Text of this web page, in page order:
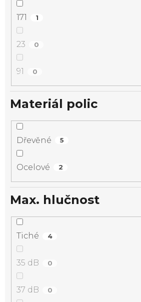
171 1
23 0
91 0
Materiál polic
Dřevěné 5
Ocelové 2
Max. hlučnost
Tiché 4
35 dB 0
37 dB 0